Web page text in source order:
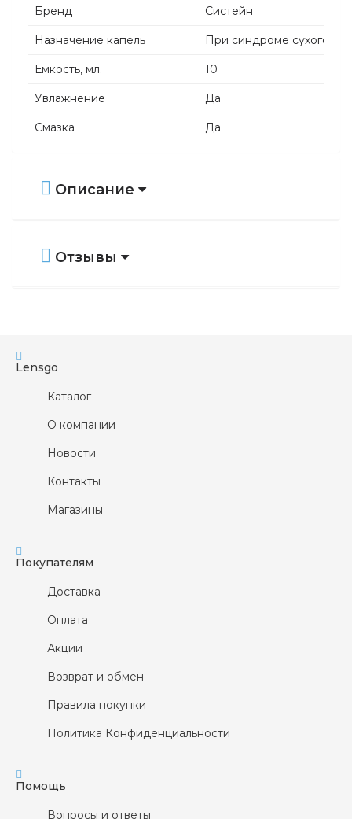
Бренд Систейн
Назначение капель При синдроме сухого
Емкость, мл. 10
Увлажнение Да
Смазка Да
Гиалуроновая кислота
Описание
Отзывы
Lensgo
Каталог
О компании
Новости
Контакты
Магазины
Покупателям
Доставка
Оплата
Акции
Возврат и обмен
Правила покупки
Политика Конфиденциальности
Помощь
Вопросы и ответы